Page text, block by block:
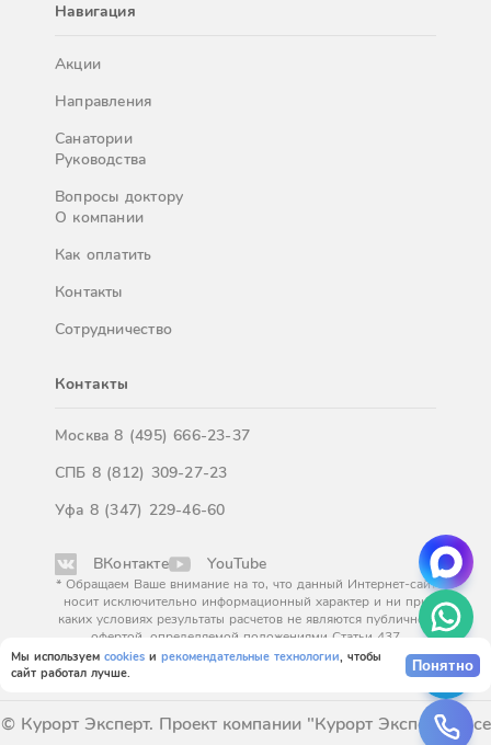
Мы используем cookies и рекомендательные технологии, чтобы
сайт работал лучше.
Понятно
Навигация
Акции
Направления
Санатории
Руководства
Вопросы доктору
О компании
Как оплатить
Контакты
Сотрудничество
Контакты
Москва8 (495) 666-23-37
СПБ 8 (812) 309-27-23
Уфа 8 (347) 229-46-60
ВКонтакте YouTube
* Обращаем Ваше внимание на то, что данный Интернет-сайт
носит исключительно информационный характер и ни при
каких условиях результаты расчетов не являются публичной
офертой, определяемой положениями Статьи 437
Гражданского кодекса Российской Федерации. За
окончательным расчетом обращайтесь к нашим менеджерам.
© Курорт Эксперт. Проект компании "Курорт Эксперт". Все